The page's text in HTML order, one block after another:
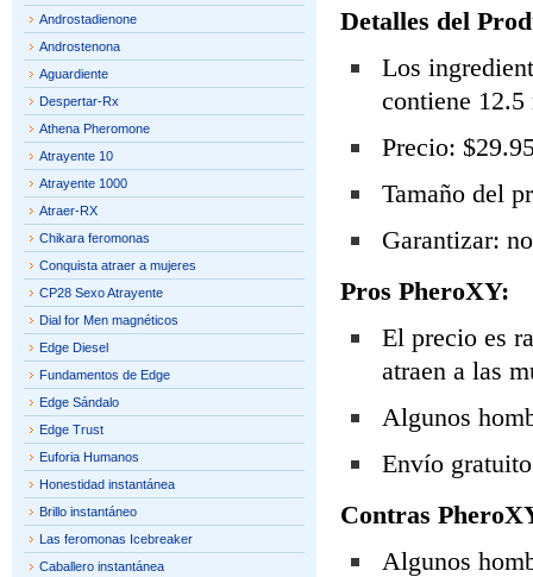
Detalles del
Los
contiene 12.5
Precio:
Tamaño del
Garantizar:
Pros PheroXY:
El precio es
atraen a las
Algunos
Envío gratuito
Contras
Algunos
Androstadienone
Androstenona
Aguardiente
Despertar-Rx
Athena Pheromone
Atrayente 10
Atrayente 1000
Atraer-RX
Chikara feromonas
Conquista atraer a mujeres
CP28 Sexo Atrayente
Dial for Men magnéticos
Edge Diesel
Fundamentos de Edge
Edge Sándalo
Edge Trust
Euforia Humanos
Honestidad instantánea
Brillo instantáneo
Las feromonas Icebreaker
Caballero instantánea